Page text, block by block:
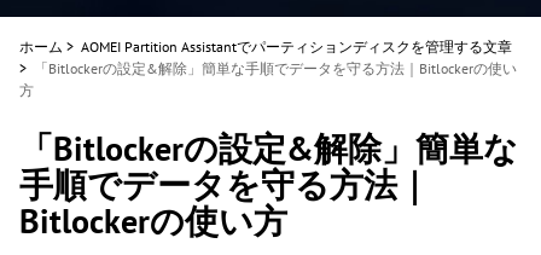
ホーム > AOMEI Partition Assistantでパーティションディスクを管理する文章
>
「Bitlockerの設定&解除」簡単な手順でデータを守る方法｜Bitlockerの使い
方
「Bitlockerの設定&解除」簡単な
手順でデータを守る方法｜
Bitlockerの使い方